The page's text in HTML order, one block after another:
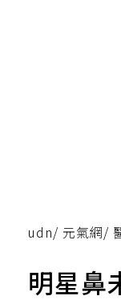
udn/ 元氣網/
明星鼻